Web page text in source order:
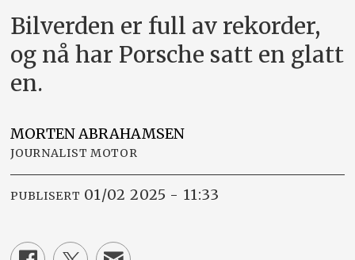
Bilverden er full av rekorder,
og nå har Porsche satt en glatt
en.
MORTEN ABRAHAMSEN
JOURNALIST MOTOR
PUBLISERT 01/02 2025 - 11:33